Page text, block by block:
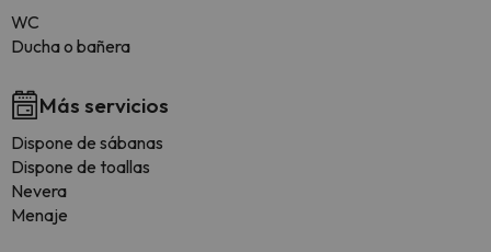
WC
Ducha o bañera
Más servicios
Dispone de sábanas
Dispone de toallas
Nevera
Menaje